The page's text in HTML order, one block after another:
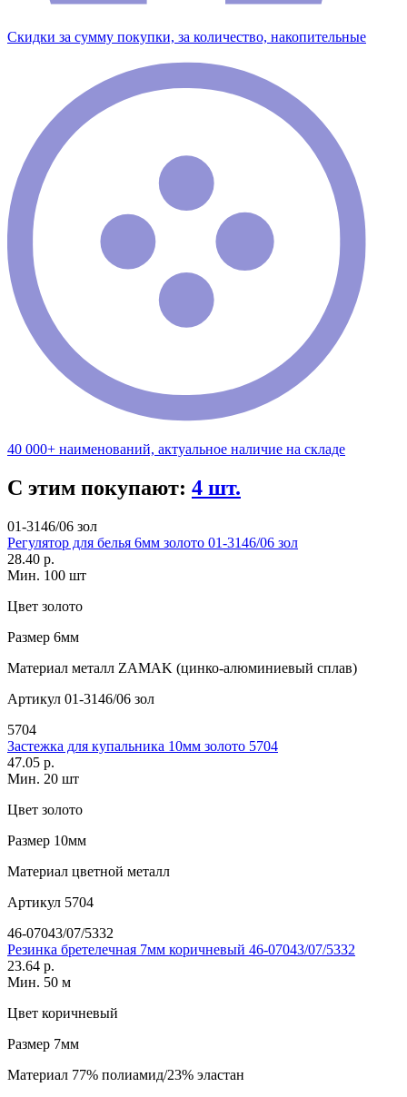
Скидки за сумму покупки, за количество, накопительные
40 000+ наименований, актуальное наличие на складе
С этим покупают: 4 шт.
01-3146/06 зол
Регулятор для белья 6мм золото 01-3146/06 зол
28.40 р.
Мин. 100 шт
Цвет золото
Размер 6мм
Материал металл ZAMAK (цинко-алюминиевый сплав)
Артикул 01-3146/06 зол
5704
Застежка для купальника 10мм золото 5704
47.05 р.
Мин. 20 шт
Цвет золото
Размер 10мм
Материал цветной металл
Артикул 5704
46-07043/07/5332
Резинка бретелечная 7мм коричневый 46-07043/07/5332
23.64 р.
Мин. 50 м
Цвет коричневый
Размер 7мм
Материал 77% полиамид/23% эластан